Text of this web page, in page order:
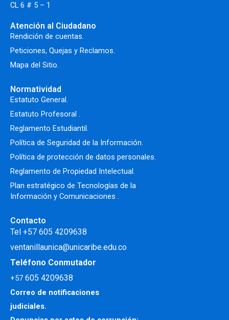
CL 6 # 5 – 1
Atención al Ciudadano
Rendición de cuentas.
Peticiones, Quejas y Reclamos.
Mapa del Sitio.
Normatividad
Estatuto General.
Estatuto Profesoral .
Reglamento Estudiantil.
Política de Seguridad de la Información.
Política de protección de datos personales.
Reglamento de Propiedad Intelectual.
Plan estratégico de Tecnologías de la
Información y Comunicaciones .
Contacto
Tel +57 605 4209638
ventanillaunica@unicaribe.edu.co
Teléfono Conmutador
+57 605 4209638
Correo de notificaciones
judiciales.